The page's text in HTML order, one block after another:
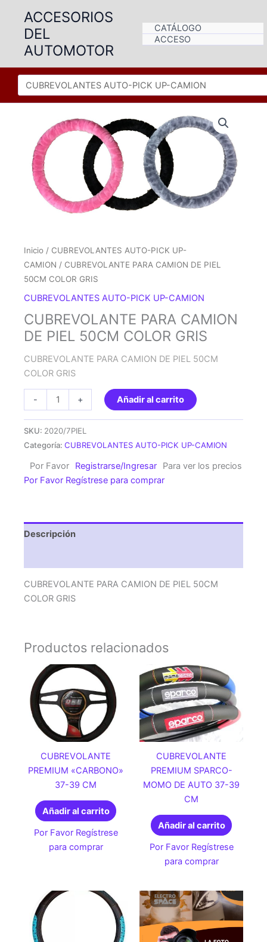
contenido
ACCESORIOS
DEL
AUTOMOTOR
CATÁLOGO
ACCESO
Inicio / CUBREVOLANTES AUTO-PICK UP-
CAMION / CUBREVOLANTE PARA CAMION DE PIEL
50CM COLOR GRIS
CUBREVOLANTES AUTO-PICK UP-CAMION
CUBREVOLANTE PARA CAMION
DE PIEL 50CM COLOR GRIS
CUBREVOLANTE PARA CAMION DE PIEL 50CM
COLOR GRIS
-
CUBREVOLANTE
PARA
50CM
COLOR
+ Añadir al carrito
SKU: 2020/7PIEL
Categoría: CUBREVOLANTES AUTO-PICK UP-CAMION
Por Favor Registrarse/Ingresar
Para ver los precios
Por Favor Regístrese para comprar
Descripción
CUBREVOLANTE PARA CAMION DE PIEL 50CM
COLOR GRIS
Productos relacionados
CUBREVOLANTE
PREMIUM «CARBONO»
37-39 CM
Añadir al carrito
Por Favor Regístrese
para comprar
CUBREVOLANTE
PREMIUM SPARCO-
MOMO DE AUTO 37-39
CM
Añadir al carrito
Por Favor Regístrese
para comprar